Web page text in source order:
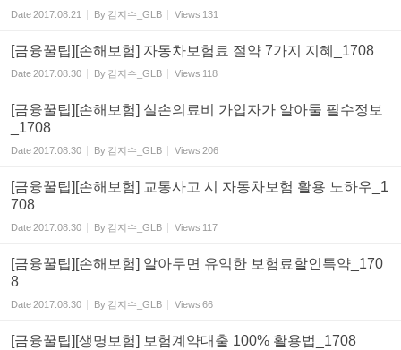
Date2017.08.21 By 김지수_GLB Views 131
[금융꿀팁][손해보험] 자동차보험료 절약 7가지 지혜_1708
Date2017.08.30 By 김지수_GLB Views 118
[금융꿀팁][손해보험] 실손의료비 가입자가 알아둘 필수정보
_1708
Date2017.08.30 By 김지수_GLB Views 206
[금융꿀팁][손해보험] 교통사고 시 자동차보험 활용 노하우_1
708
Date2017.08.30 By 김지수_GLB Views 117
[금융꿀팁][손해보험] 알아두면 유익한 보험료할인특약_170
8
Date2017.08.30 By 김지수_GLB Views 66
[금융꿀팁][생명보험] 보험계약대출 100% 활용법_1708